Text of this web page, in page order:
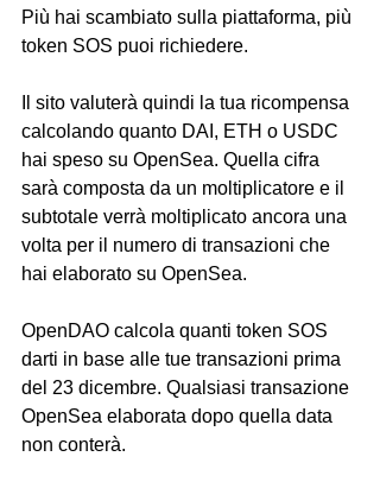
Più hai scambiato sulla piattaforma, più
token SOS puoi richiedere.
Il sito valuterà quindi la tua ricompensa
calcolando quanto DAI, ETH o USDC
hai speso su OpenSea. Quella cifra
sarà composta da un moltiplicatore e il
subtotale verrà moltiplicato ancora una
volta per il numero di transazioni che
hai elaborato su OpenSea.
OpenDAO calcola quanti token SOS
darti in base alle tue transazioni prima
del 23 dicembre. Qualsiasi transazione
OpenSea elaborata dopo quella data
non conterà.